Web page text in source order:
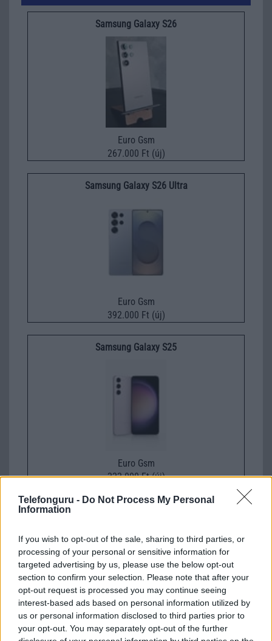
Telefonguru - Do Not Process My Personal
Information
If you wish to opt-out of the sale, sharing to third parties, or
processing of your personal or sensitive information for
targeted advertising by us, please use the below opt-out
section to confirm your selection. Please note that after your
opt-out request is processed you may continue seeing
interest-based ads based on personal information utilized by
us or personal information disclosed to third parties prior to
your opt-out. You may separately opt-out of the further
Samsung Galaxy S26
Euro Gsm
267.000 Ft (új)
Samsung Galaxy S26 Ultra
Euro Gsm
392.000 Ft (új)
Samsung Galaxy S25
Euro Gsm
222.000 Ft (új)
Számos népszerű Samsung Galaxy
készülék kimarad a One UI 9
frissítésből – itt a lista az érintett
modellekről
2026.06.30| Phone Arena
A One UI 9 érkezése új mesterséges intelligencia-
funkciókat és továbbfejlesztett kezelőfelületet hoz,
azonban több korábbi csúcskategóriás és középkategóriás